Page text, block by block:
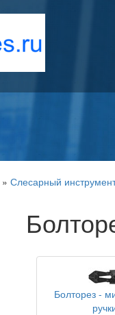
» Слесарный
Болторез -